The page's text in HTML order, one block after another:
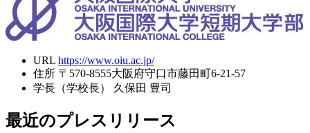
URL https://www.oiu.ac.jp/
住所 〒570-8555大阪府守口市藤田町6-21-57
学長（学校長）
久保田 豊司
最近のプレスリリース